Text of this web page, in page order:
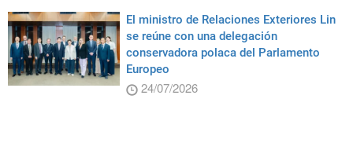
El ministro de Relaciones Exteriores Lin
se reúne con una delegación
conservadora polaca del Parlamento
Europeo
24/07/2026